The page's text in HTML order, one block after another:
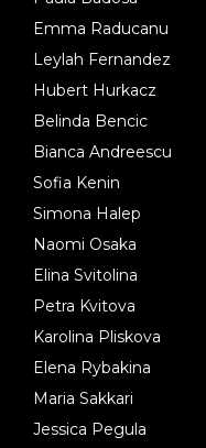
Emma Raducanu
Leylah Fernandez
Hubert Hurkacz
Belinda Bencic
Bianca Andreescu
Sofia Kenin
Simona Halep
Naomi Osaka
Elina Svitolina
Petra Kvitova
Karolina Pliskova
Elena Rybakina
Maria Sakkari
Jessica Pegula